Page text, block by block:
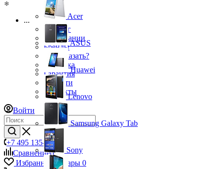
❄
...
Каталог
О компании
Бренды
Как заказать?
Доставка
Гарантия
Новости
Контакты
Войти
+7 495 135-39-43
Сравнение0
Избранные товары 0
Acer
ASUS
Huawei
Lenovo
Samsung Galaxy Tab
Sony